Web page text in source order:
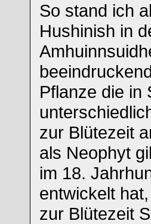
So stand ich
Hushinish in
Pflanze die in
zur Blütezeit
als Neophyt
im 18.
entwickelt
zur Blütezeit